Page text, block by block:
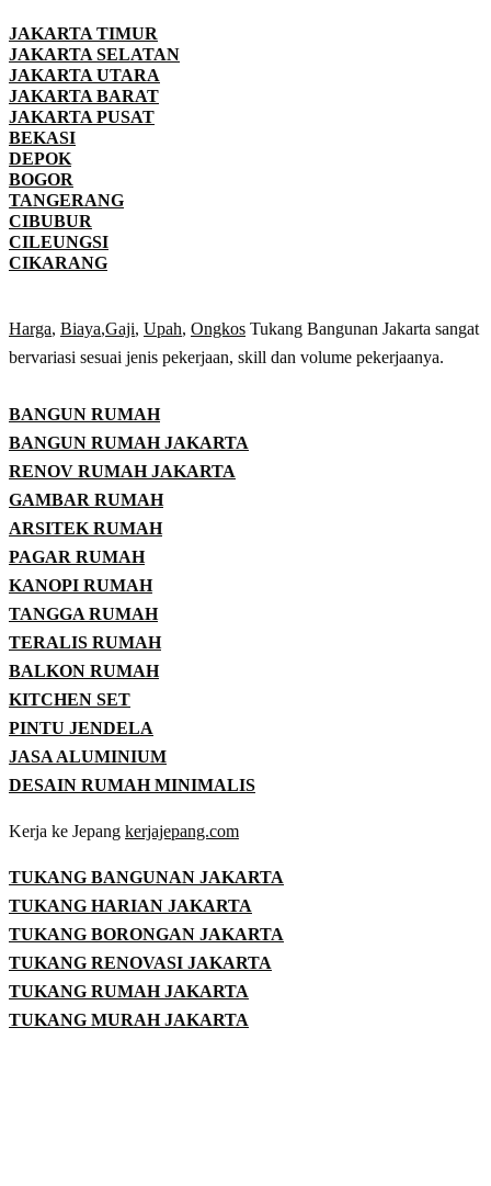
JAKARTA TIMUR
JAKARTA SELATAN
JAKARTA UTARA
JAKARTA BARAT
JAKARTA PUSAT
BEKASI
DEPOK
BOGOR
TANGERANG
CIBUBUR
CILEUNGSI
CIKARANG
Harga, Biaya,Gaji, Upah, Ongkos Tukang Bangunan Jakarta sangat
bervariasi sesuai jenis pekerjaan, skill dan volume pekerjaanya.
BANGUN RUMAH
BANGUN RUMAH JAKARTA
RENOV RUMAH JAKARTA
GAMBAR RUMAH
ARSITEK RUMAH
PAGAR RUMAH
KANOPI RUMAH
TANGGA RUMAH
TERALIS RUMAH
BALKON RUMAH
KITCHEN SET
PINTU JENDELA
JASA ALUMINIUM
DESAIN RUMAH MINIMALIS
Kerja ke Jepang kerjajepang.com
TUKANG BANGUNAN JAKARTA
TUKANG HARIAN JAKARTA
TUKANG BORONGAN JAKARTA
TUKANG RENOVASI JAKARTA
TUKANG RUMAH JAKARTA
TUKANG MURAH JAKARTA